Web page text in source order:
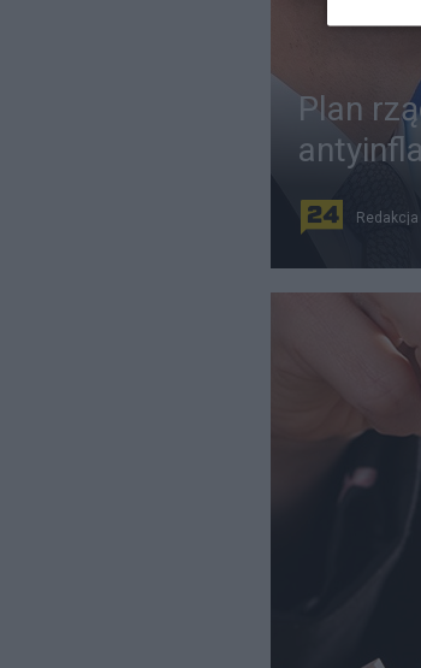
Plan
Redakcja